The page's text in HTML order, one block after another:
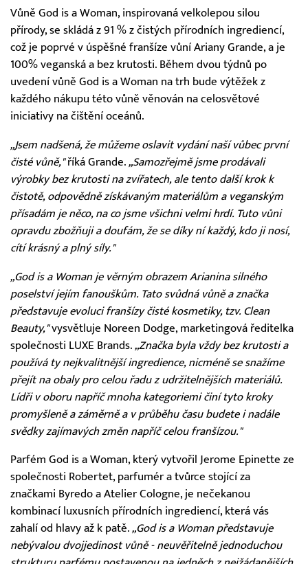
Vůně God is a Woman, inspirovaná velkolepou silou
přírody, se skládá z 91 % z čistých přírodních ingrediencí,
což je poprvé v úspěšné franšíze vůní Ariany Grande, a je
100% veganská a bez krutosti. Během dvou týdnů po
uvedení vůně God is a Woman na trh bude výtěžek z
každého nákupu této vůně věnován na celosvětové
iniciativy na čištění oceánů.
„Jsem nadšená, že můžeme oslavit vydání naší vůbec první
čisté vůně,"říká Grande. „Samozřejmě jsme prodávali
výrobky bez krutosti na zvířatech, ale tento další krok k
čistotě, odpovědně získávaným materiálům a veganským
přísadám je něco, na co jsme všichni velmi hrdí. Tuto vůni
opravdu zbožňuji a doufám, že se díky ní každý, kdo ji nosí,
cítí krásný a plný síly."
„God is a Woman je věrným obrazem Arianina silného
poselství jejím fanouškům. Tato svůdná vůně a značka
představuje evoluci franšízy čisté kosmetiky, tzv. Clean
Beauty,"vysvětluje Noreen Dodge, marketingová ředitelka
společnosti LUXE Brands. „Značka byla vždy bez krutosti a
používá ty nejkvalitnější ingredience, nicméně se snažíme
přejít na obaly pro celou řadu z udržitelnějších materiálů.
Lídři v oboru napříč mnoha kategoriemi činí tyto kroky
promyšleně a záměrně a v průběhu času budete i nadále
svědky zajímavých změn napříč celou franšízou."
Parfém God is a Woman, který vytvořil Jerome Epinette ze
společnosti Robertet, parfumér a tvůrce stojící za
značkami Byredo a Atelier Cologne, je nečekanou
kombinací luxusních přírodních ingrediencí, která vás
zahalí od hlavy až k patě. „God is a Woman představuje
nebývalou dvojjedinost vůně - neuvěřitelně jednoduchou